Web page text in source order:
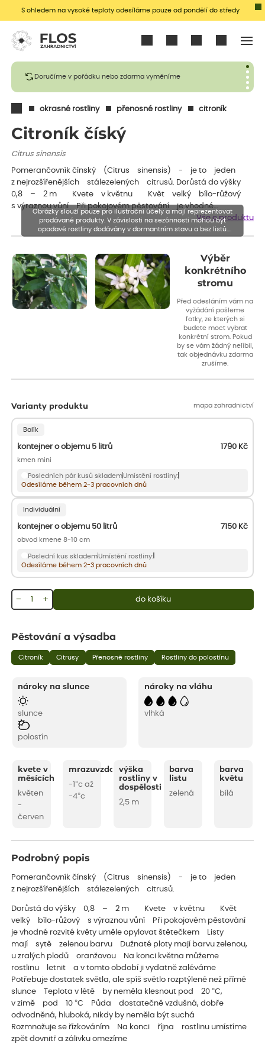
S ohledem na vysoké teploty odesíláme pouze od pondělí do středy
Doručíme v pořádku nebo zdarma vyměníme
okrasné rostliny přenosné rostliny citroník
Citroník číský
Citrus sinensis
Pomerančovník čínský (Citrus sinensis) - je to jeden
z nejrozšířenějších stálezelených citrusů. Dorůstá do výšky
0,8 – 2 m Kvete v květnu Květ velký bílo-růžový
s výraznou vůní Při pokojovém pěstování je vhodné…
Vše o produktu
Varianty produktu mapa zahradnictví
Balík
kontejner o objemu 5 litrů 1790 Kč
kmen mini
Posledních pár kusů sklademUmístění rostliny:
Odesíláme během 2-3 pracovních dnů
Individuální
kontejner o objemu 50 litrů 7150 Kč
obvod kmene 8-10 cm
Poslední kus sklademUmístění rostliny:
Odesíláme během 2-3 pracovních dnů
+
− do košíku
Obrázky slouží pouze pro ilustrační účely a mají reprezentovat
prodávané produkty. V závislosti na sezónnosti mohou být
opadavé rostliny dodávány v dormantním stavu a bez listů.
Rostliny mohou být také sestřiženy níže, než je uvedená výška,
Výběr
konkrétního
stromu
Před odesláním vám na
vyžádání pošleme
fotky, ze kterých si
budete moct vybrat
konkrétní strom. Pokud
by se vám žádný nelíbil,
tak objednávku zdarma
zrušíme.
Pěstování a výsadba
Citroník Citrusy Přenosné rostliny Rostliny do polostínu
nároky na slunce
slunce
polostín
nároky na vláhu
vlhká
kvete v
měsících
květen
-
červen
mrazuvzdornost
-1°c až
-4°c
výška
rostliny v
dospělosti
2,5 m
barva
listu
zelená
barva
květu
bílá
Podrobný popis
Pomerančovník čínský (Citrus sinensis) - je to jeden
z nejrozšířenějších stálezelených citrusů.
Dorůstá do výšky 0,8 – 2 m Kvete v květnu Květ
velký bílo-růžový s výraznou vůní Při pokojovém pěstování
je vhodné rozvité květy uměle opylovat štětečkem Listy
mají sytě zelenou barvu Dužnaté ploty mají barvu zelenou,
u zralých plodů oranžovou Na konci května můžeme
rostlinu letnit a v tomto období ji vydatně zaléváme
Potřebuje dostatek světla, ale spíš světlo rozptýlené než přímé
slunce Teplota v létě by neměla klesnout pod 20 °C,
v zimě pod 10 °C Půda dostatečně vzdušná, dobře
odvodněná, hluboká, nikdy by neměla být suchá
Rozmnožuje se řízkováním Na konci října rostlinu umístíme
zpět dovnitř a zálivku omezíme